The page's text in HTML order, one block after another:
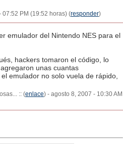
07:52 PM (19:52 horas) (responder)
emulador del Nintendo NES para el
hackers tomaron el código, lo
unas cuantas
emulador no solo vuela de rápido,
:: (enlace) - agosto 8, 2007 - 10:30 AM